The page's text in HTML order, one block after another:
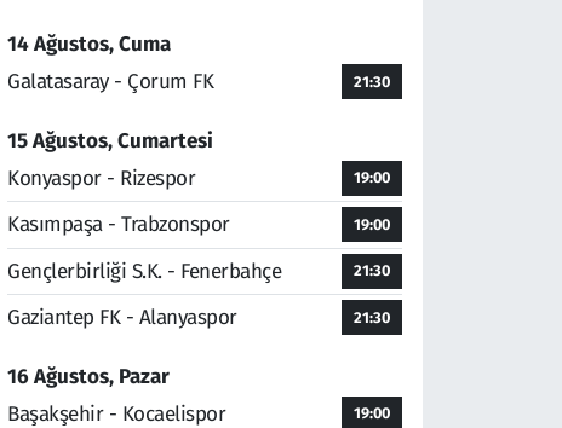
14 Ağustos, Cuma
Galatasaray - Çorum FK
21:30
15 Ağustos, Cumartesi
Konyaspor - Rizespor
19:00
Kasımpaşa - Trabzonspor 19:00
Gençlerbirliği S.K. - Fenerbahçe 21:30
Gaziantep FK - Alanyaspor 21:30
16 Ağustos, Pazar
Başakşehir - Kocaelispor
19:00